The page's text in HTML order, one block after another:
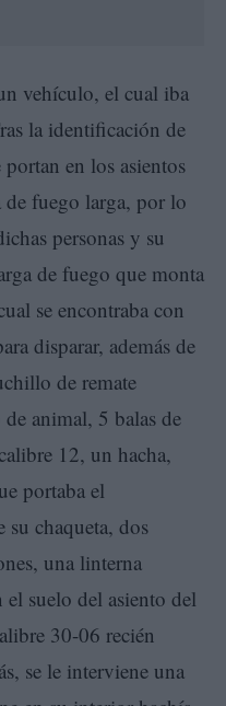
vehículo, el cual iba
la identificación de
portan en los asientos
de fuego larga, por lo
personas y su
de fuego que monta
se encontraba con
disparar, además de
de remate
animal, 5 balas de
12, un hacha,
portaba el
su chaqueta, dos
una linterna
el suelo del asiento del
30-06 recién
se le interviene una